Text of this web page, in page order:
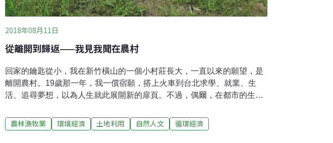
2018年08月11日
從離開到歸返——我見我聞在農村
回家的鑰匙從小，我在新竹橫山的一個小村莊長大，一直以來的願望，是
離開農村。19歲那一年，我一償宿願，搭上火車到台北求學、就業、生
活、追尋夢想，以為人生就此展開新的扉頁。不過，偶爾，在都市的生活
下身拿起葉子搓了搓，記憶中爸爸燒樟樹葉燻蚊子的味道，突然湧滿鼻
腔。或是冬日午後公園裡的斑鳩咕咕咕地邊走邊聊，偶爾用短喙對著地面
農林漁牧業 環境經濟 土地利用 自然人文 循環經濟